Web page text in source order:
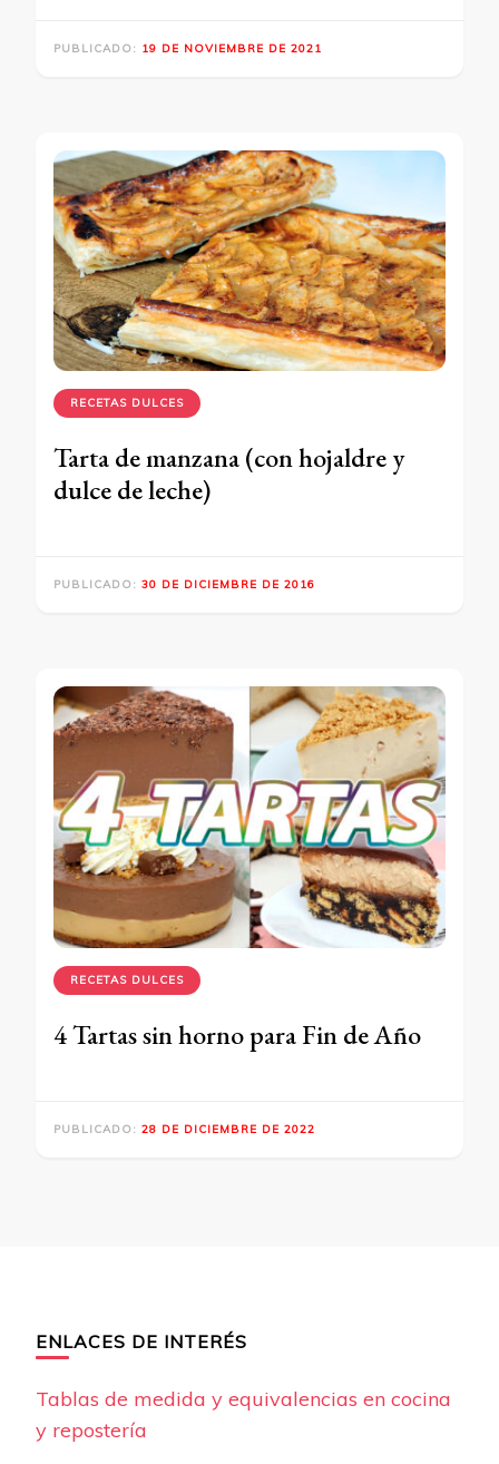
PUBLICADO: 19 DE NOVIEMBRE DE 2021
RECETAS DULCES
Tarta de manzana (con hojaldre y
dulce de leche)
PUBLICADO: 30 DE DICIEMBRE DE 2016
RECETAS DULCES
4 Tartas sin horno para Fin de Año
PUBLICADO: 28 DE DICIEMBRE DE 2022
ENLACES DE INTERÉS
Tablas de medida y equivalencias en cocina
y repostería